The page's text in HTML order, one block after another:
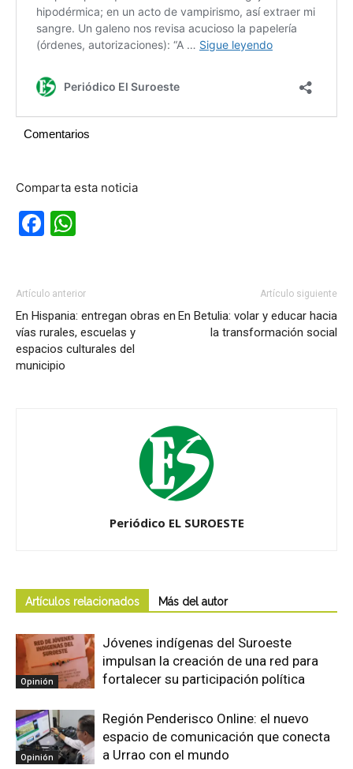
Comentarios
Comparta esta noticia
Facebook
Artículo anterior
En Hispania: entregan obras en
vías rurales, escuelas y
espacios culturales del
municipio
Artículo siguiente
En Betulia: volar y educar hacia
la transformación social
Periódico EL SUROESTE
Artículos relacionados Más del autor
Opinión
Jóvenes indígenas del Suroeste
impulsan la creación de una red para
fortalecer su participación política
Opinión
Región Penderisco Online: el nuevo
espacio de comunicación que conecta
a Urrao con el mundo